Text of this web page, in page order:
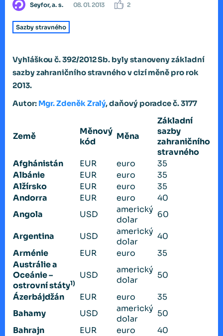
Seyfor, a. s. 08. 01. 2013 2
Sazby stravného
Vyhláškou č. 392/2012 Sb. byly stanoveny základní
sazby zahraničního stravného v cizí měně pro rok
2013.
Autor: Mgr. Zdeněk Zralý, daňový poradce č. 3177
Země
Měnový
kód
Měna
Základní
sazby
zahraničního
stravného
Afghánistán
EUR euro
35
Albánie
EUR euro
35
Alžírsko
EUR euro
35
Andorra
EUR euro
40
Angola
USD
americký
dolar
60
Argentina USD
americký
dolar
40
Arménie
EUR euro
35
Austrálie a
Oceánie –
ostrovní státy1)
USD
americký
dolar
50
Ázerbájdžán EUR euro
35
Bahamy
USD
americký
dolar
50
Bahrajn
EUR euro
40